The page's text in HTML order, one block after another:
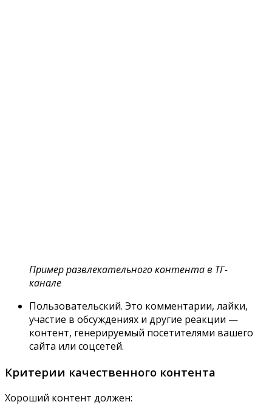
Пример развлекательного контента в ТГ-
канале
Пользовательский. Это комментарии, лайки,
участие в обсуждениях и другие реакции —
контент, генерируемый посетителями вашего
сайта или соцсетей.
Критерии качественного контента
Хороший контент должен: